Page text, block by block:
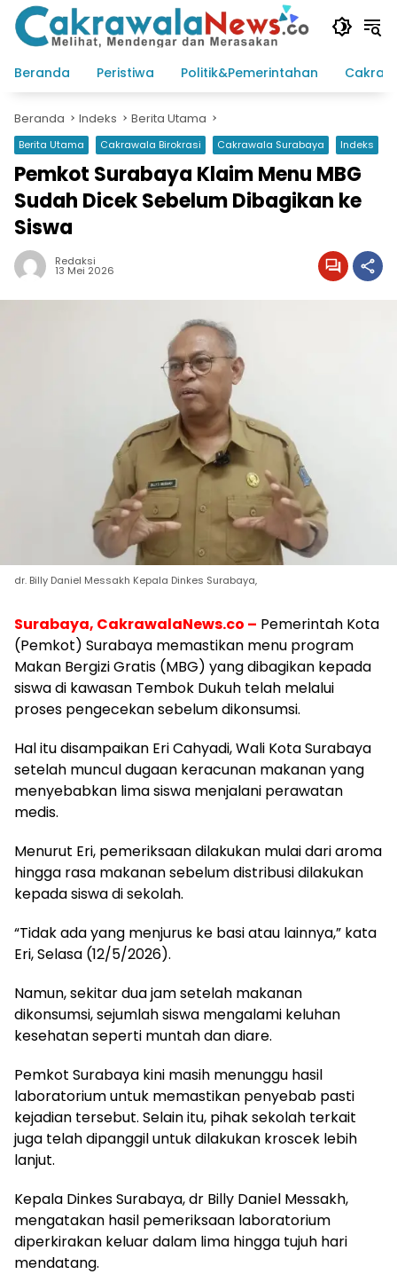
Langsung
konten
Beranda
Peristiwa Politik&Pemerintahan
Beranda Indeks Berita Utama
Berita Utama Cakrawala Birokrasi Cakrawala Surabaya Indeks
Pemkot Surabaya Klaim Menu MBG
Sudah Dicek Sebelum Dibagikan ke
Siswa
Redaksi
13 Mei 2026
dr. Billy Daniel Messakh Kepala Dinkes Surabaya,
Surabaya, CakrawalaNews.co – Pemerintah Kota
(Pemkot) Surabaya memastikan menu program
Makan Bergizi Gratis (MBG) yang dibagikan kepada
siswa di kawasan Tembok Dukuh telah melalui
proses pengecekan sebelum dikonsumsi.
Hal itu disampaikan Eri Cahyadi, Wali Kota Surabaya
setelah muncul dugaan keracunan makanan yang
menyebabkan lima siswa menjalani perawatan
medis.
Menurut Eri, pemeriksaan dilakukan mulai dari aroma
hingga rasa makanan sebelum distribusi dilakukan
kepada siswa di sekolah.
“Tidak ada yang menjurus ke basi atau lainnya,” kata
Eri, Selasa (12/5/2026).
Namun, sekitar dua jam setelah makanan
dikonsumsi, sejumlah siswa mengalami keluhan
kesehatan seperti muntah dan diare.
Pemkot Surabaya kini masih menunggu hasil
laboratorium untuk memastikan penyebab pasti
kejadian tersebut. Selain itu, pihak sekolah terkait
juga telah dipanggil untuk dilakukan kroscek lebih
lanjut.
Kepala Dinkes Surabaya, dr Billy Daniel Messakh,
mengatakan hasil pemeriksaan laboratorium
diperkirakan keluar dalam lima hingga tujuh hari
mendatang.